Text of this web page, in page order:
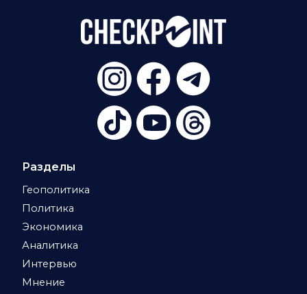
Разделы
Геополитика
Политика
Экономика
Аналитика
Интервью
Мнение